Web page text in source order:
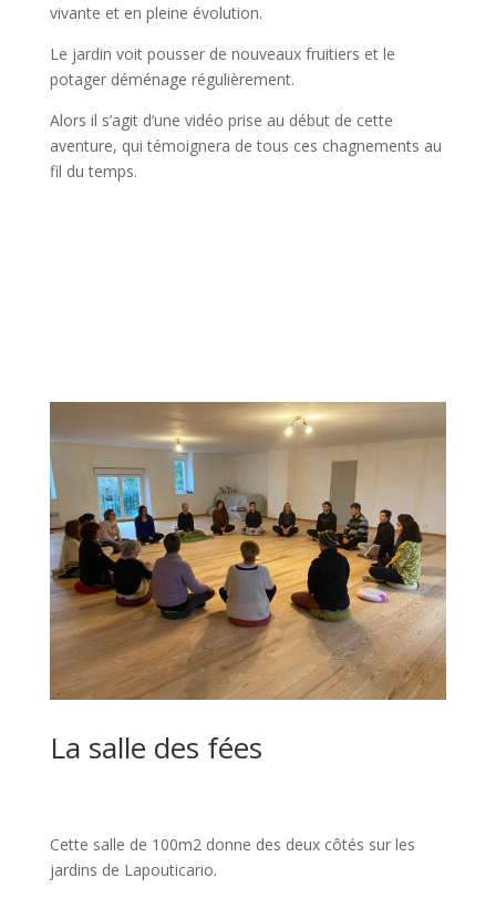
vivante et en pleine évolution.
Le jardin voit pousser de nouveaux fruitiers et le
potager déménage régulièrement.
Alors il s’agit d’une vidéo prise au début de cette
aventure, qui témoignera de tous ces chagnements au
fil du temps.
La salle des fées
Cette salle de 100m2 donne des deux côtés sur les
jardins de Lapouticario.